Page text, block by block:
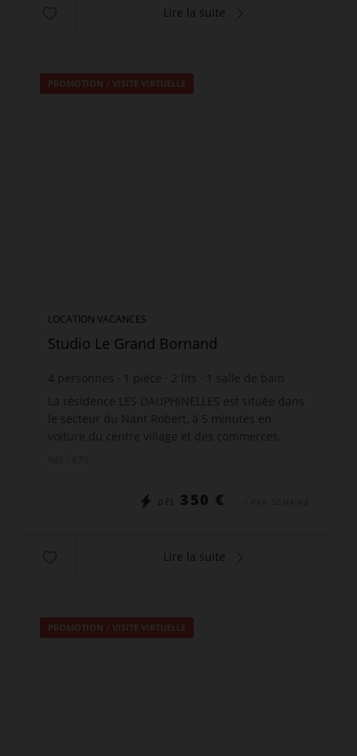
Lire la suite
PROMOTION / VISITE VIRTUELLE
LOCATION VACANCES
Studio Le Grand Bornand
4 personnes pièce 2 lits
salle de bain
La résidence LES DAUPHINELLES est située dans
le secteur du Nant Robert, à 5 minutes en
voiture du centre village et des commerces.
DÈS 350 € / PAR SEMAINE
Lire la suite
PROMOTION / VISITE VIRTUELLE